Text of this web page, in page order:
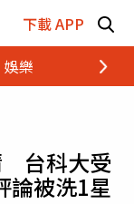
下載 APP
娛樂 財經
台科大受
論被洗1星